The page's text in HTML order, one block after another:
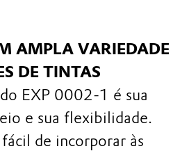
AMPLA VARIEDADE
DE TINTAS
EXP 0002-1 é sua
e sua flexibilidade.
de incorporar às